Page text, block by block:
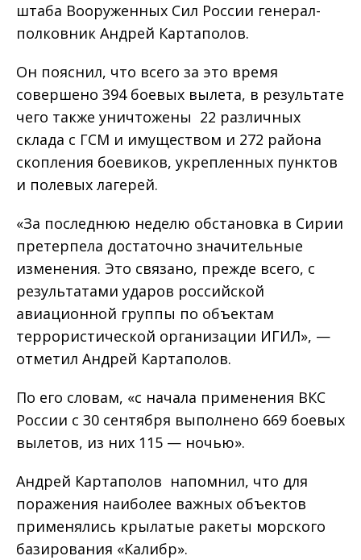
штаба Вооруженных Сил России генерал-
полковник Андрей Картаполов.
Он пояснил, что всего за это время
совершено 394 боевых вылета, в результате
чего также уничтожены 22 различных
склада с ГСМ и имуществом и 272 района
скопления боевиков, укрепленных пунктов
и полевых лагерей.
«За последнюю неделю обстановка в Сирии
претерпела достаточно значительные
изменения. Это связано, прежде всего, с
результатами ударов российской
авиационной группы по объектам
террористической организации ИГИЛ», —
отметил Андрей Картаполов.
По его словам, «с начала применения ВКС
России с 30 сентября выполнено 669 боевых
вылетов, из них 115 — ночью».
Андрей Картаполов напомнил, что для
поражения наиболее важных объектов
применялись крылатые ракеты морского
базирования «Калибр».